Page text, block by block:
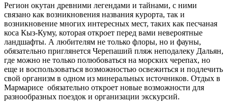
Регион окутан древними легендами и тайнами, с ними
связано как возникновения названия курорта, так и
возникновение многих интересных мест, таких как песчаная
коса Кыз-Куму, которая откроет перед вами невероятные
ландшафты. А любителям не только флоры, но и фауны,
обязательно приглянется Черепаший пляж неподалеку Дальян,
где можно не только полюбоваться на морских черепах, но
еще и воспользоваться возможностью освежиться и подлечить
свой организм в одном из минеральных источников. Отдых в
Мармарисе обязательно откроет новые возможности для
разнообразных поездок и организации экскурсий.